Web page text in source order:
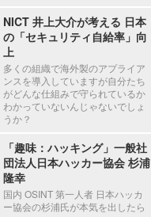
NICT 井上大介が考える 日本
の「セキュリティ自給率」向
上
多くの組織で海外製のアプライア
ンスを導入していますが自分たち
がどんな仕組みで守られているか
わかっていないんじゃないでしょ
うか？
「趣味：ハッキング」一般社
団法人日本ハッカー協会 杉浦
隆幸
国内 OSINT 第一人者 日本ハッカ
ー協会の杉浦氏が本気を出したら